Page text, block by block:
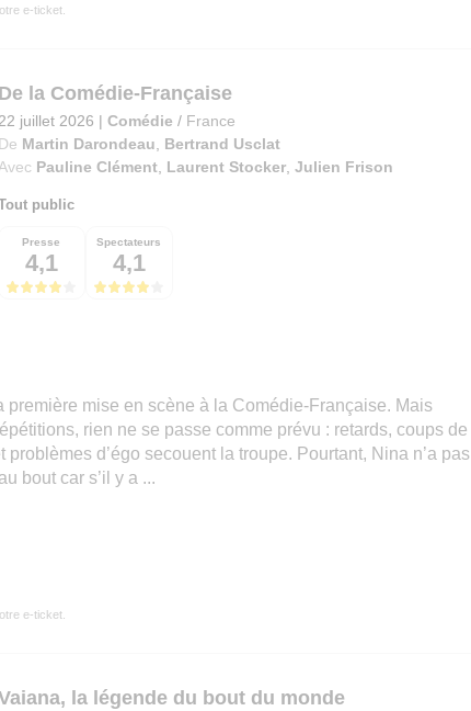
e-ticket.
De la Comédie-Française
juillet 2026 | Comédie / France
De Martin Darondeau, Bertrand Usclat
Pauline Clément, Laurent Stocker, Julien Frison
public
Presse
4,1
Spectateurs
4,1
première mise en scène à la Comédie-Française. Mais
rien ne se passe comme prévu : retards, coups de
d’égo secouent la troupe. Pourtant, Nina n’a pas
bout car s’il y a ...
e-ticket.
la légende du bout du monde